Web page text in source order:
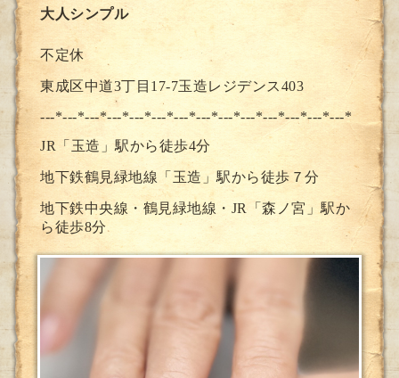
大人シンプル
不定休
東成区中道3丁目17-7玉造レジデンス403
---*---*---*---*---*---*---*---*---*---*---*---*---*---*
JR「玉造」駅から徒歩4分
地下鉄鶴見緑地線「玉造」駅から徒歩７分
地下鉄中央線・鶴見緑地線・JR「森ノ宮」駅か
ら徒歩8分